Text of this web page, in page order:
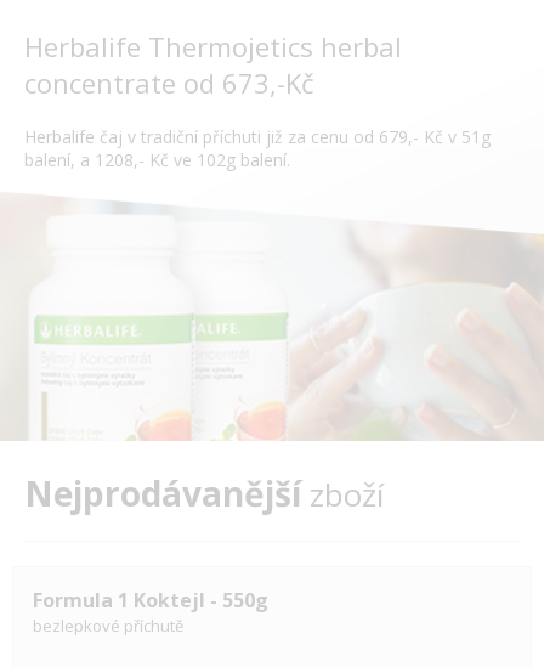
Herbalife Thermojetics herbal
concentrate od 673,-Kč
Herbalife čaj v tradiční příchuti již za cenu od 679,- Kč v 51g
balení, a 1208,- Kč ve 102g balení.
Nejprodávanějšízboží
Formula 1 Koktejl - 550g
bezlepkové příchutě